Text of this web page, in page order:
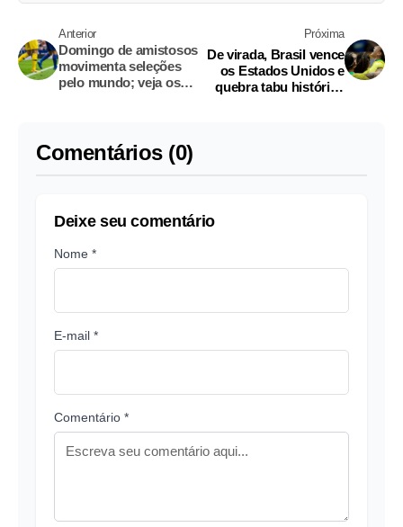
Anterior
Domingo de amistosos
movimenta seleções
pelo mundo; veja os
Próxima
De virada, Brasil vence
os Estados Unidos e
quebra tabu histórico
Comentários (0)
Deixe seu comentário
Nome *
E-mail *
Comentário *